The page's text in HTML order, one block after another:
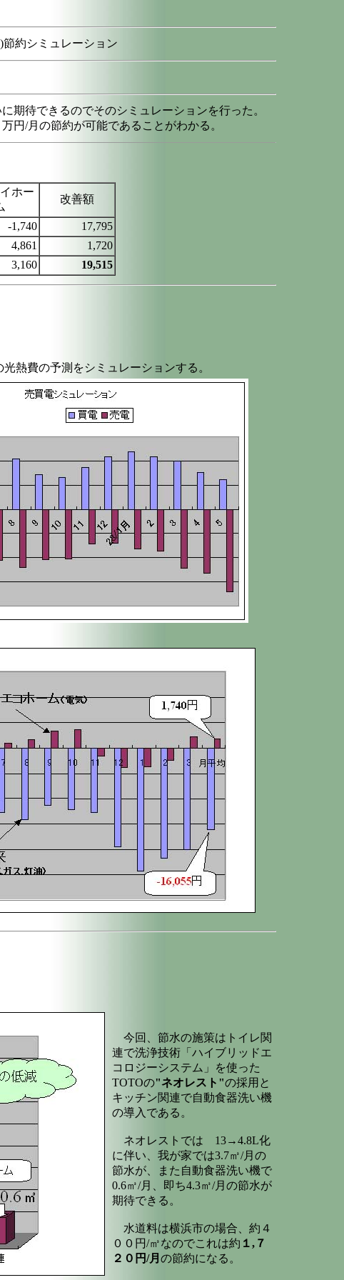
節約シミュレーション
待できるのでそのシミュレーションを行った。
/月の節約が可能であることがわかる。
ホー
改善額
-1,740
17,795
4,861
1,720
3,160 19,515
光熱費の予測をシミュレーションする。
今回、節水の施策はトイレ関
連で洗浄技術「ハイブリッドエ
コロジーシステム」を使った
TOTOの"ネオレスト"の採用と
キッチン関連で自動食器洗い機
の導入である。
ネオレストでは 13→4.8L化
に伴い、我が家では3.7㎥/月の
節水が、また自動食器洗い機で
0.6㎥/月、即ち4.3㎥/月の節水が
期待できる。
水道料は横浜市の場合、約４
００円/㎥なのでこれは約 １,７
２０円/月 の節約になる。